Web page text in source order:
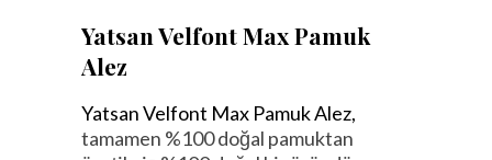
Yatsan Velfont Max Pamuk
Alez
Yatsan Velfont Max Pamuk Alez,
tamamen %100 doğal pamuktan